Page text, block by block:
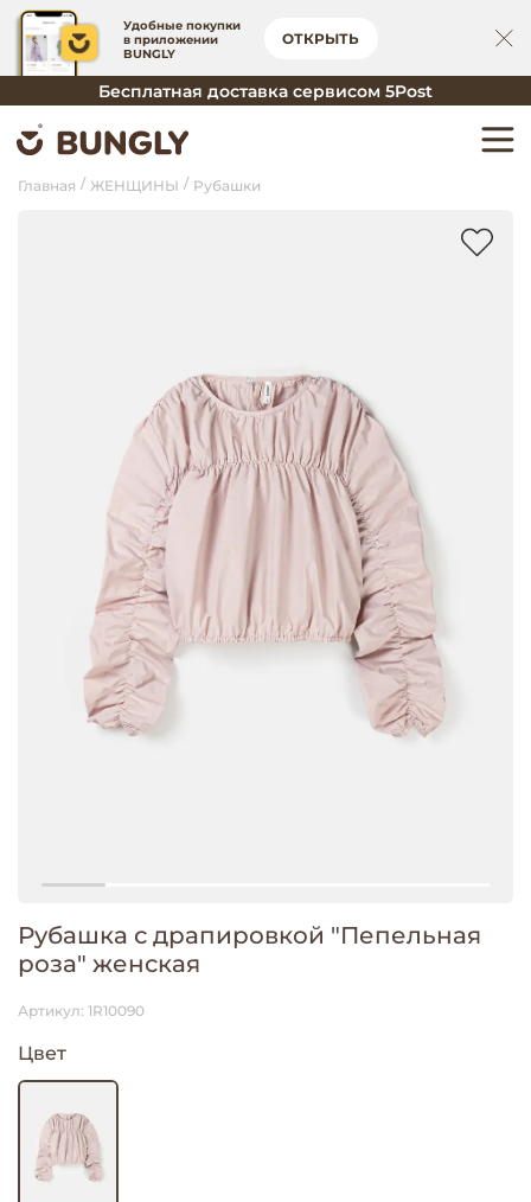
Удобные покупки
в приложении
BUNGLY
ОТКРЫТЬ
Бесплатная доставка сервисом 5Post
Главная ЖЕНЩИНЫ Рубашки
Рубашка с драпировкой "Пепельная
роза" женская
Артикул: 1R10090
Цвет